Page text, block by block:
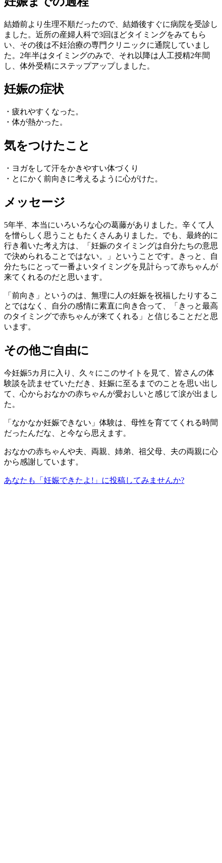
結婚前より生理不順だったので、結婚後すぐに病院を受診し
ました。近所の産婦人科で3回ほどタイミングをみてもら
い、その後は不妊治療の専門クリニックに通院していまし
た。2年半はタイミングのみで、それ以降は人工授精2年間
し、体外受精にステップアップしました。
妊娠の症状
・疲れやすくなった。
・体が熱かった。
気をつけたこと
・ヨガをして汗をかきやすい体づくり
・とにかく前向きに考えるように心がけた。
メッセージ
5年半、本当にいろいろな心の葛藤がありました。辛くて人
を憎らしく思うこともたくさんありました。でも、最終的に
行き着いた考え方は、「妊娠のタイミングは自分たちの意思
で決められることではない。」ということです。きっと、自
分たちにとって一番よいタイミングを見計らって赤ちゃんが
来てくれるのだと思います。
「前向き」というのは、無理に人の妊娠を祝福したりするこ
とではなく、自分の感情に素直に向き合って、「きっと最高
のタイミングで赤ちゃんが来てくれる」と信じることだと思
います。
その他ご自由に
今妊娠5カ月に入り、久々にこのサイトを見て、皆さんの体
験談を読ませていただき、妊娠に至るまでのことを思い出し
て、心からおなかの赤ちゃんが愛おしいと感じて涙が出まし
た。
「なかなか妊娠できない」体験は、母性を育ててくれる時間
だったんだな、と今なら思えます。
おなかの赤ちゃんや夫、両親、姉弟、祖父母、夫の両親に心
から感謝しています。
あなたも「妊娠できたよ!」に投稿してみませんか?